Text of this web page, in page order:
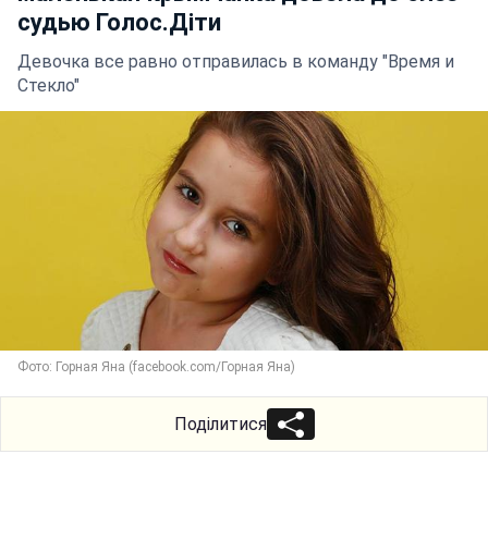
судью Голос.Діти
Девочка все равно отправилась в команду "Время и
Стекло"
Фото: Горная Яна (facebook.com/Горная Яна)
Поділитися